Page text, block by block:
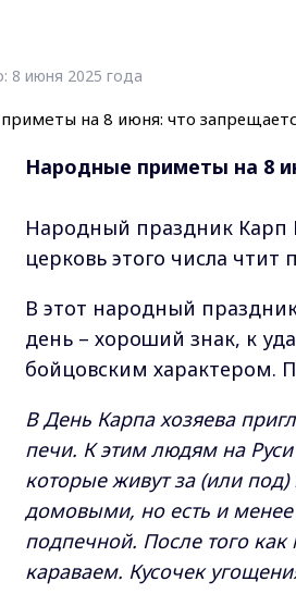
8 июня 2025 года
Hapoдныe пpимeты нa 8
Народный праздник Карп
церковь этого числа чтит
В этот народный
день – хороший знак, к
бойцовским характером.
В День Карпа хозяева
печи. К этим людям на
которые живут за (или
домовыми, но есть и менее
подпечной. После того
караваем. Кусочек